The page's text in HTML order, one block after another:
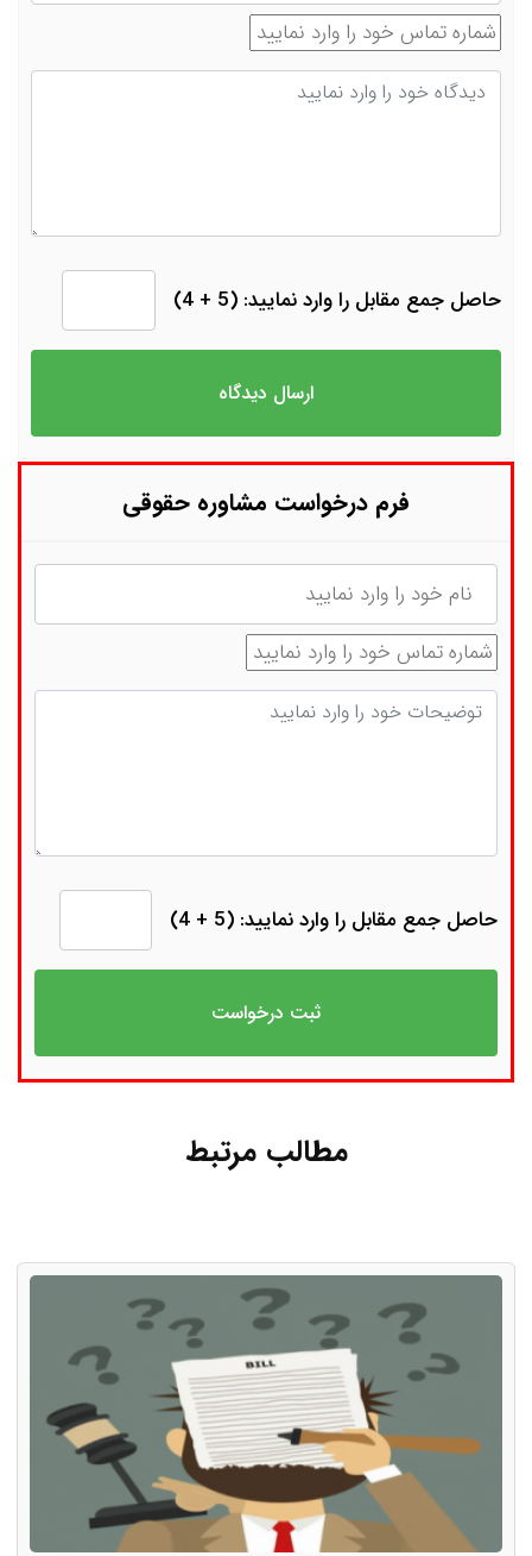
شماره تماس
دیدگاه
حاصل جمع مقابل را وارد نمایید: (5 + 4)
فرم درخواست مشاوره حقوقی
نام
شماره تماس
توضیحات
حاصل جمع مقابل را وارد نمایید: (5 + 4)
مطالب مرتبط